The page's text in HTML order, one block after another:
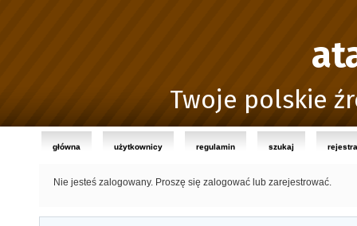
Twoje polskie
główna użytkownicy regulamin szukaj
Nie jesteś zalogowany. Proszę się zalogować lub zarejestrować.